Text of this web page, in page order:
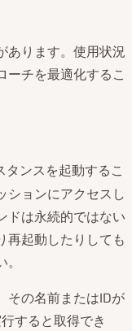
あります。使用状況
ーチを最適化するこ
タンスを起動するこ
ションにアクセスし
ドは永続的ではない
再起動したりしても
その名前またはIDが
すると取得でき